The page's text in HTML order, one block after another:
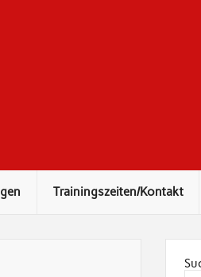
Trainingszeiten/Kontakt